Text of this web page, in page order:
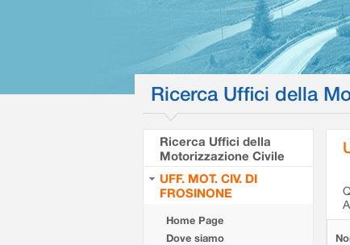
Ricerca Uffici della
Ricerca Uffici della
Motorizzazione Civile
UFF. MOT. CIV. DI
FROSINONE
Home Page
Dove siamo